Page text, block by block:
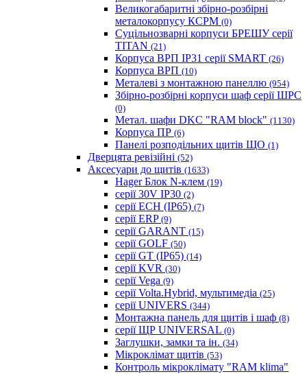
Великогабаритні збірно-розбірні
металокорпусу КСРМ (0)
Суцільнозварні корпуси БРЕШУ серії
TITAN (21)
Корпуса ВРП IP31 серії SMART (26)
Корпуса ВРП (10)
Металеві з монтажною панеллю (954)
Збірно-розбірні корпуси шаф серії ШРС
(0)
Метал. шафи DKC "RAM block" (1130)
Корпуса ПР (6)
Панелі розподільних щитів ЩО (1)
Дверцята ревізійні (52)
Аксесуари до щитів (1633)
Hager Блок N-клем (19)
серії 30V IP30 (2)
серії ECH (IP65) (7)
серії ERP (9)
серії GARANT (15)
серії GOLF (50)
серії GT (IP65) (14)
серії KVR (30)
серії Vega (9)
серії Volta.Hybrid, мультимедіа (25)
серії UNIVERS (344)
Монтажна панель для щитів і шаф (8)
серії ЩР UNIVERSAL (0)
Заглушки, замки та ін. (34)
Мікроклімат щитів (53)
Контроль мікроклімату "RAM klima"